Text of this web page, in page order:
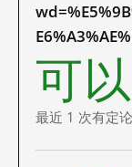
可以
最近 1 次有定